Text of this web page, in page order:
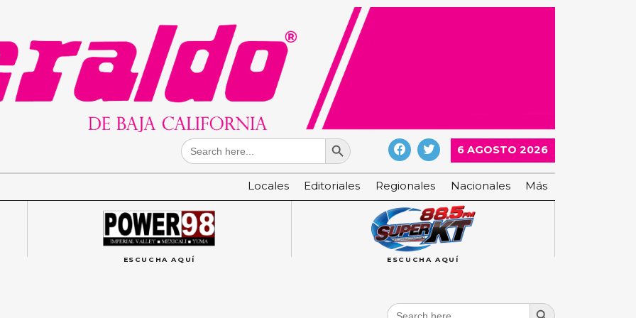
Search
for:
Search Button
6 AGOSTO 2026
Locales Editoriales Regionales Nacionales Más
ESCUCHA AQUÍ ESCUCHA AQUÍ
Search
Search Button